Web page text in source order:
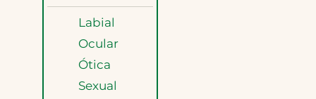
Labial
Ocular
Ótica
Sexual